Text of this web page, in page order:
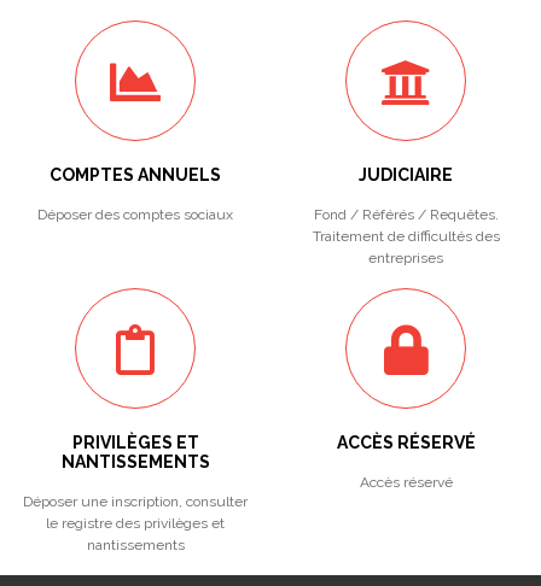
COMPTES ANNUELS
Déposer des comptes sociaux
JUDICIAIRE
Fond / Référés / Requêtes.
Traitement de difficultés des
entreprises
PRIVILÈGES ET
NANTISSEMENTS
Déposer une inscription, consulter
le registre des privilèges et
nantissements
ACCÈS RÉSERVÉ
Accès réservé